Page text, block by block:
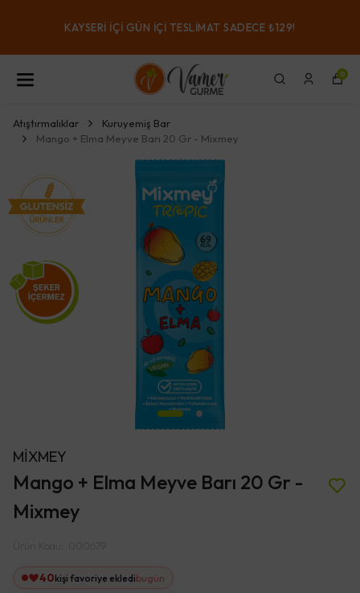
KAYSERI IÇI GÜN IÇI TESLIMAT SADECE ₺129!
0
Atıştırmalıklar
Kuruyemiş Bar
Mango + Elma Meyve Barı 20 Gr - Mixmey
MİXMEY
Mango + Elma Meyve Barı 20 Gr -
Mixmey
Ürün Kodu : 000679
40kişi favoriye ekledibugün